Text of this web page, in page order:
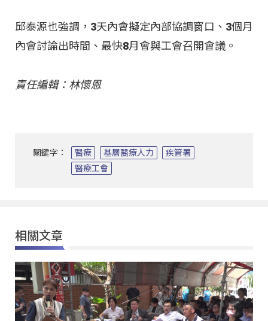
邱泰源也強調，3天內會擬定內部協調窗口、3個月
內會討論出時間、最快8月會與工會召開會議。
責任編輯：林懷恩
關鍵字： 醫療 基層醫療人力
疾管署
醫療工會
相關文章